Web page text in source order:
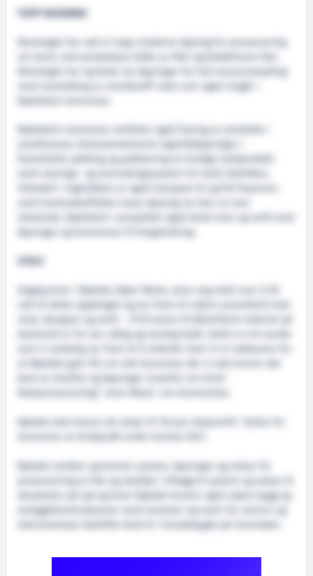
TOPP MODERNE
Reiarlaget har valt ei topp moderne løysing for prosessering
Reiarlaget har og bede om løysingar for full ressursutnytting
med ivaretaking av restråstoff noko som også inngår i
Bjørdalsin leveranse omfattar også frysing av produkta i
autofrysarar, heilautomatiserte logistikkløysingar i
frysehotell, pakking og palletering av ferdige sluttprodukt
samt styrings- og overvakingssystem for heile fabrikken.
Inkludert i logistikken er også transport til og frå fryserom,
samt kostnadseffektiv losse løysing via heis ut over
skutesida. Bjørdalvil i prosjektet også bistå reiar og verft med
løysingar og leveransar til fangstsikring.
STOLT
Dagleg leiar i Bjørdal, Bjørn Meek, seier seg stolt over å bli
valt til dette oppdraget og ser fram til vidare samarbeid med
reiar, designar og verft. – Å få levere til Østerfjord-rederiet på
Austevoll er for oss viktig og utruleg kjekt. Dette er ein kunde
at Bjørdali gjen får ein slik leveranse der vi skal levere det
best av kvalitet og løysingar innanfor om bord-
Bjørdal skal levere alt utstyr til Tersan skipsverft i Tyrkia for
Bjørdal utviklar og leverer system, løysingar og utstyr for
prosessering av fisk og skalldyr i tillegg til system og utstyr til
akvakultur på sjø og land. Bjørdal leverer også større bygg og
anleggskonstruksjonar samt tenester og varer for service og
ettermarknad. Bedrifta held til i Hovdebygda på Sunnmøre.